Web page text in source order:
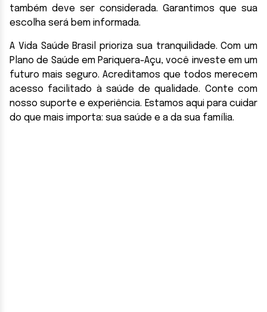
também deve ser considerada. Garantimos que sua
escolha será bem informada.
A Vida Saúde Brasil prioriza sua tranquilidade. Com um
Plano de Saúde em Pariquera-Açu, você investe em um
futuro mais seguro. Acreditamos que todos merecem
acesso facilitado à saúde de qualidade. Conte com
nosso suporte e experiência. Estamos aqui para cuidar
do que mais importa: sua saúde e a da sua família.